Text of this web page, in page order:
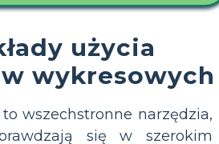
użycia
wykresowych
wszechstronne narzędzia,
się w szerokim